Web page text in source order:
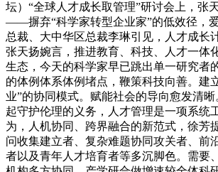
坛）“全球人才成长取管理”研讨会上，张
——摒弃“科学家转型企业家”的低效径，
总裁、大中华区总裁李琳引见，人才成长
张天扬婉言，推进教育、科技、人才一体
生态，今天的科学家早已跳出单一研究者
的体例体系体例堵点，鞭策科技向善。建
业”的协同模式。赋能社会的导向愈发清
起守护伦理的义务，人才管理是一项系统
为，人机协同、跨界融合的新范式，徐芳
问收集建立者、复杂难题协同攻关者、前
者以及青年人才培育者等多沉脚色。需要